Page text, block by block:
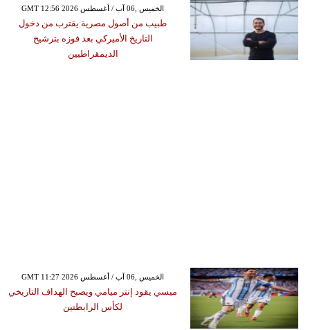
GMT 12:56 2026 الخميس ,06 آب / أغسطس
طبيب من أصول مصرية يقترب من دخول
التاريخ الأميركي بعد فوزه بترشيح
الديمقراطيين
GMT 11:27 2026 الخميس ,06 آب / أغسطس
ميسي يقود إنتر ميامي ويصبح الهداف التاريخي
لكأس الرابطتين